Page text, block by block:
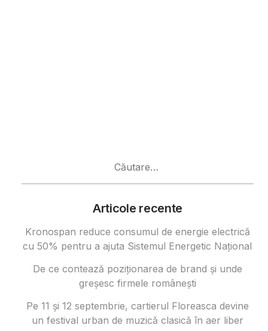
Articole recente
Kronospan reduce consumul de energie electrică
cu 50% pentru a ajuta Sistemul Energetic Național
De ce contează poziționarea de brand și unde
greșesc firmele românești
Pe 11 și 12 septembrie, cartierul Floreasca devine
un festival urban de muzică clasică în aer liber